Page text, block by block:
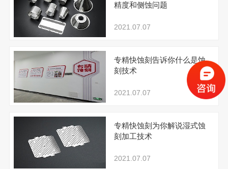
精度和侧蚀问题
2021.07.07
专精快蚀刻告诉你什么是蚀
刻技术
2021.07.07
专精快蚀刻为你解说湿式蚀
刻加工技术
2021.07.07